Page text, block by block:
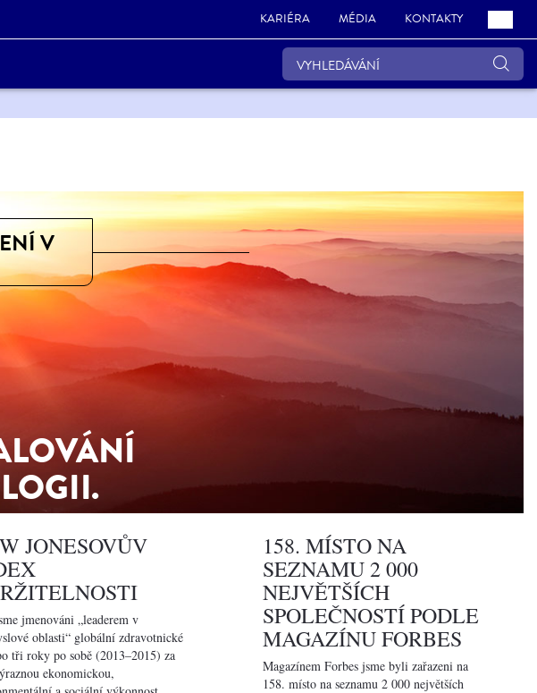
KARIÉRA MÉDIA KONTAKTY
V
JONESOVŮV
jmenováni „leaderem v
oblasti“ globální zdravotnické
tři roky po sobě (2013–2015) za
ekonomickou,
158. MÍSTO NA
SEZNAMU 2 000
NEJVĚTŠÍCH
SPOLEČNOSTÍ PODLE
MAGAZÍNU FORBES
Magazínem Forbes jsme byli zařazeni na
158. místo na seznamu 2 000 největších